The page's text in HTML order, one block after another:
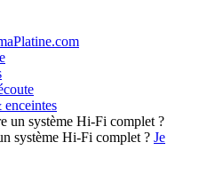
système Hi-Fi complet ? Je